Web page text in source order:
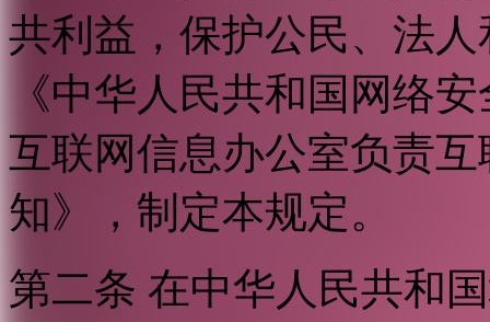
共利益，保护公民、法
《中华人民共和国网络
互联网信息办公室负责
知》，制定本规定。
第二条 在中华人民共和